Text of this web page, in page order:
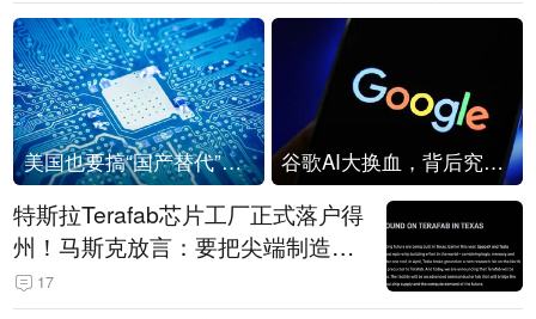
美国也要搞“国产替代”？先算清三笔账 谷歌AI大换血，背后究竟发生了什么？
特斯拉Terafab芯片工厂正式落户得
州！马斯克放言：要把尖端制造带
回美国
17